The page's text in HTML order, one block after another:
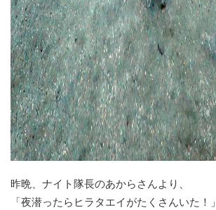
昨晩、ナイト隊長のあからさんより、
「夜潜ったらヒラタエイがたくさんいた！